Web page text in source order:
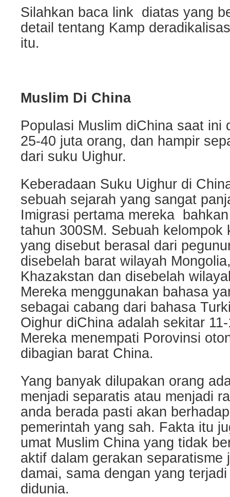
Silahkan baca link diatas yang
detail tentang Kamp
itu.
Muslim Di China
Populasi Muslim diChina saat ini
25-40 juta orang, dan hampir
dari suku Uighur.
Keberadaan Suku Uighur di
sebuah sejarah yang sangat
Imigrasi pertama mereka
tahun 300SM. Sebuah kelompok
yang disebut berasal dari
disebelah barat wilayah
Khazakstan dan disebelah
Mereka menggunakan bahasa
sebagai cabang dari bahasa
Oighur diChina adalah sekitar
Mereka menempati Porovinsi
dibagian barat China.
Yang banyak dilupakan orang
menjadi separatis atau menjadi
anda berada pasti akan
pemerintah yang sah. Fakta itu
umat Muslim China yang tidak
aktif dalam gerakan separatisme
damai, sama dengan yang
didunia.